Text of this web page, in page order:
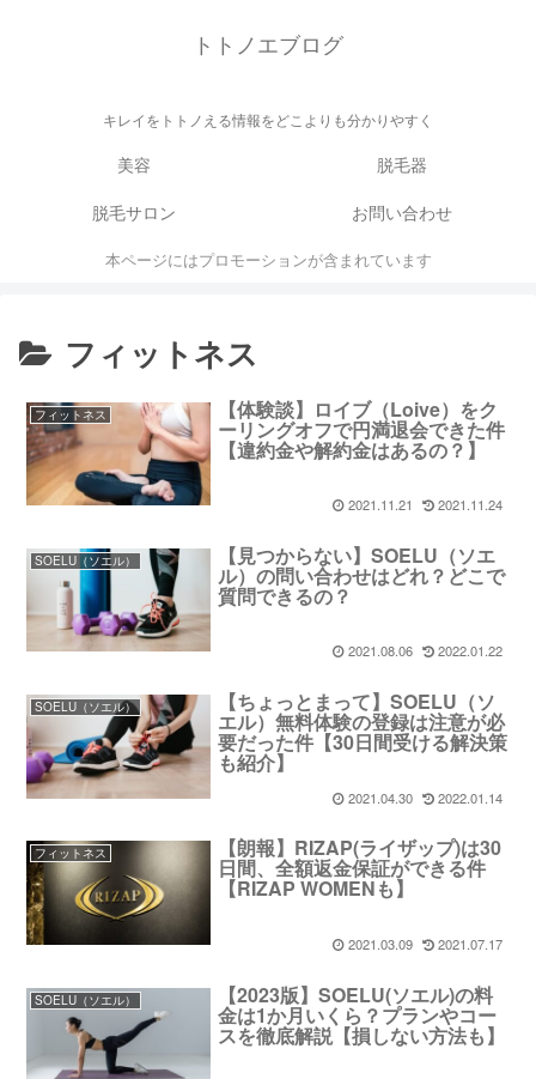
トトノエブログ
キレイをトトノえる情報をどこよりも分かりやすく
美容
脱毛器
脱毛サロン
お問い合わせ
本ページにはプロモーションが含まれています
フィットネス
フィットネス 【体験談】ロイブ（Loive）をク
ーリングオフで円満退会できた件
【違約金や解約金はあるの？】
2021.11.21 2021.11.24
SOELU（ソエル） 【見つからない】SOELU（ソエ
ル）の問い合わせはどれ？どこで
質問できるの？
2021.08.06 2022.01.22
SOELU（ソエル） 【ちょっとまって】SOELU（ソ
エル）無料体験の登録は注意が必
要だった件【30日間受ける解決策
も紹介】
2021.04.30 2022.01.14
フィットネス 【朗報】RIZAP(ライザップ)は30
日間、全額返金保証ができる件
【RIZAP WOMENも】
2021.03.09 2021.07.17
SOELU（ソエル） 【2023版】SOELU(ソエル)の料
金は1か月いくら？プランやコー
スを徹底解説【損しない方法も】